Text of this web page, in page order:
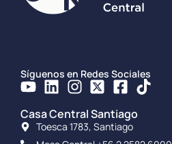
Síguenos en Redes Sociales
Casa Central Santiago
Toesca 1783, Santiago